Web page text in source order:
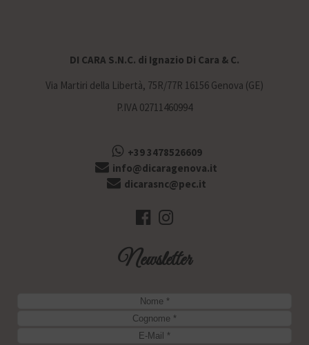
DI CARA S.N.C. di Ignazio Di Cara & C.
Via Martiri della Libertà, 75R/77R 16156 Genova (GE)
P.IVA 02711460994
+39 3478526609
info@dicaragenova.it
dicarasnc@pec.it
Newsletter